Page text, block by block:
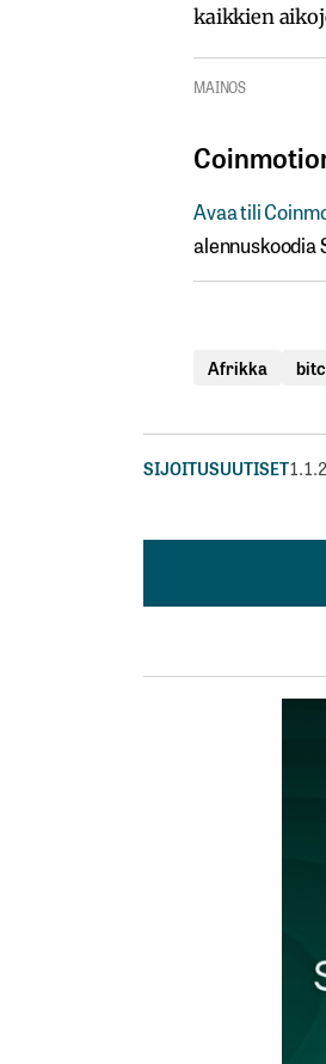
kaikkien
MAINOS
Avaa​ ​tili​
alennuskoodia​
Afrikka
SIJOITUSUUTISET